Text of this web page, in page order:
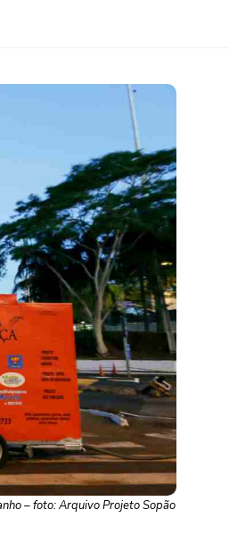
– foto: Arquivo Projeto Sopão